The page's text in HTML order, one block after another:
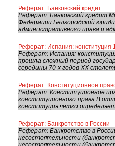
Реферат: Банковский кредит
Реферат: Банковский кредит
Федерации Белгородский
административного права и
Реферат: Испания: конституция
Реферат: Испания:
прошла сложный период
середины 70-х годов XX
Реферат: Конституционное
Реферат: Конституционное
конституционного права В
конституция четко
Реферат: Банкротство в России
Реферат: Банкротство в
несостоятельности